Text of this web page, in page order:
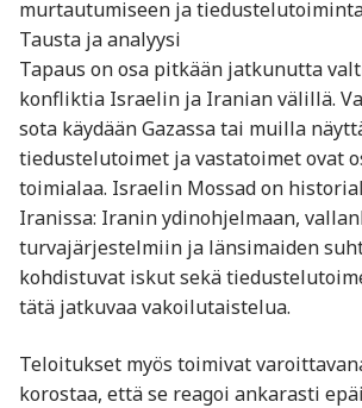
murtautumiseen ja
Tausta ja analyysi
Tapaus on osa pitkään jatkunutta
konfliktia Israelin ja Iranian välillä.
sota käydään Gazassa tai muilla
tiedustelutoimet ja vastatoimet ovat
toimialaa. Israelin Mossad on
Iranissa: Iranin ydinohjelmaan,
turvajärjestelmiin ja länsimaiden
kohdistuvat iskut sekä
tätä jatkuvaa vakoilutaistelua.
Teloitukset myös toimivat
korostaa, että se reagoi ankarasti